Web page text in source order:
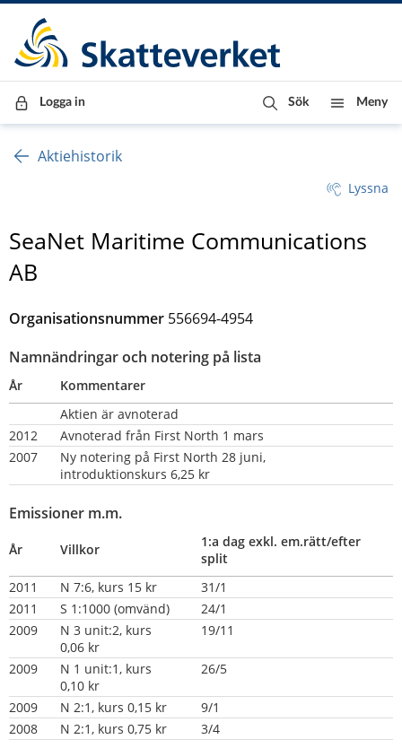
Till innehåll
Till navigationen
Till chattrobot
Logga in Sök Meny
Aktiehistorik
Lyssna
SeaNet Maritime Communications
AB
Organisationsnummer 556694-4954
Namnändringar och notering på lista
År
Kommentarer
Aktien är avnoterad
2012
Avnoterad från First North 1 mars
2007
Ny notering på First North 28 juni,
introduktionskurs 6,25 kr
Emissioner m.m.
År Villkor
1:a dag exkl. em.rätt/efter
split
2011
N 7:6, kurs 15 kr
31/1
2011
S 1:1000 (omvänd)
24/1
2009
N 3 unit:2, kurs
0,06 kr
19/11
2009
N 1 unit:1, kurs
0,10 kr
26/5
2009 N 2:1, kurs 0,15 kr
9/1
2008
N 2:1, kurs 0,75 kr 3/4